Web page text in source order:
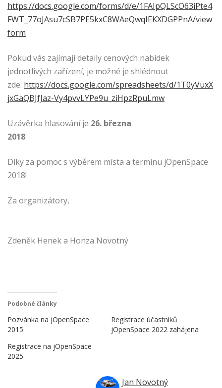
https://docs.google.com/forms/d/e/1FAIpQLScO63iPte4
FWT_77oJAsu7cSB7PE5kxC8WAeQwqIEKXDGPPnA/view
form
Pokud vás zajímají detaily cenových nabídek
jednotlivých zařízení, je možné je shlédnout
zde: https://docs.google.com/spreadsheets/d/1T0yVuxX
jxGaQBJfJaz-Vy4pvvLYPe9u_ziHpzRpuLmw
Uzávěrka hlasování je 26. března
2018.
Díky za pomoc s výběrem místa a termínu jOpenSpace
2018!
Za organizátory,
Zdeněk Henek a Honza Novotný
Podobné články
Pozvánka na jOpenSpace
2015
Registrace účastníků
jOpenSpace 2022 zahájena
Registrace na jOpenSpace
2025
Jan Novotný